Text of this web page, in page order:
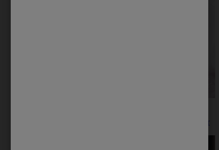
en Protex te aconsejamos sobre los cuidados que debes tener